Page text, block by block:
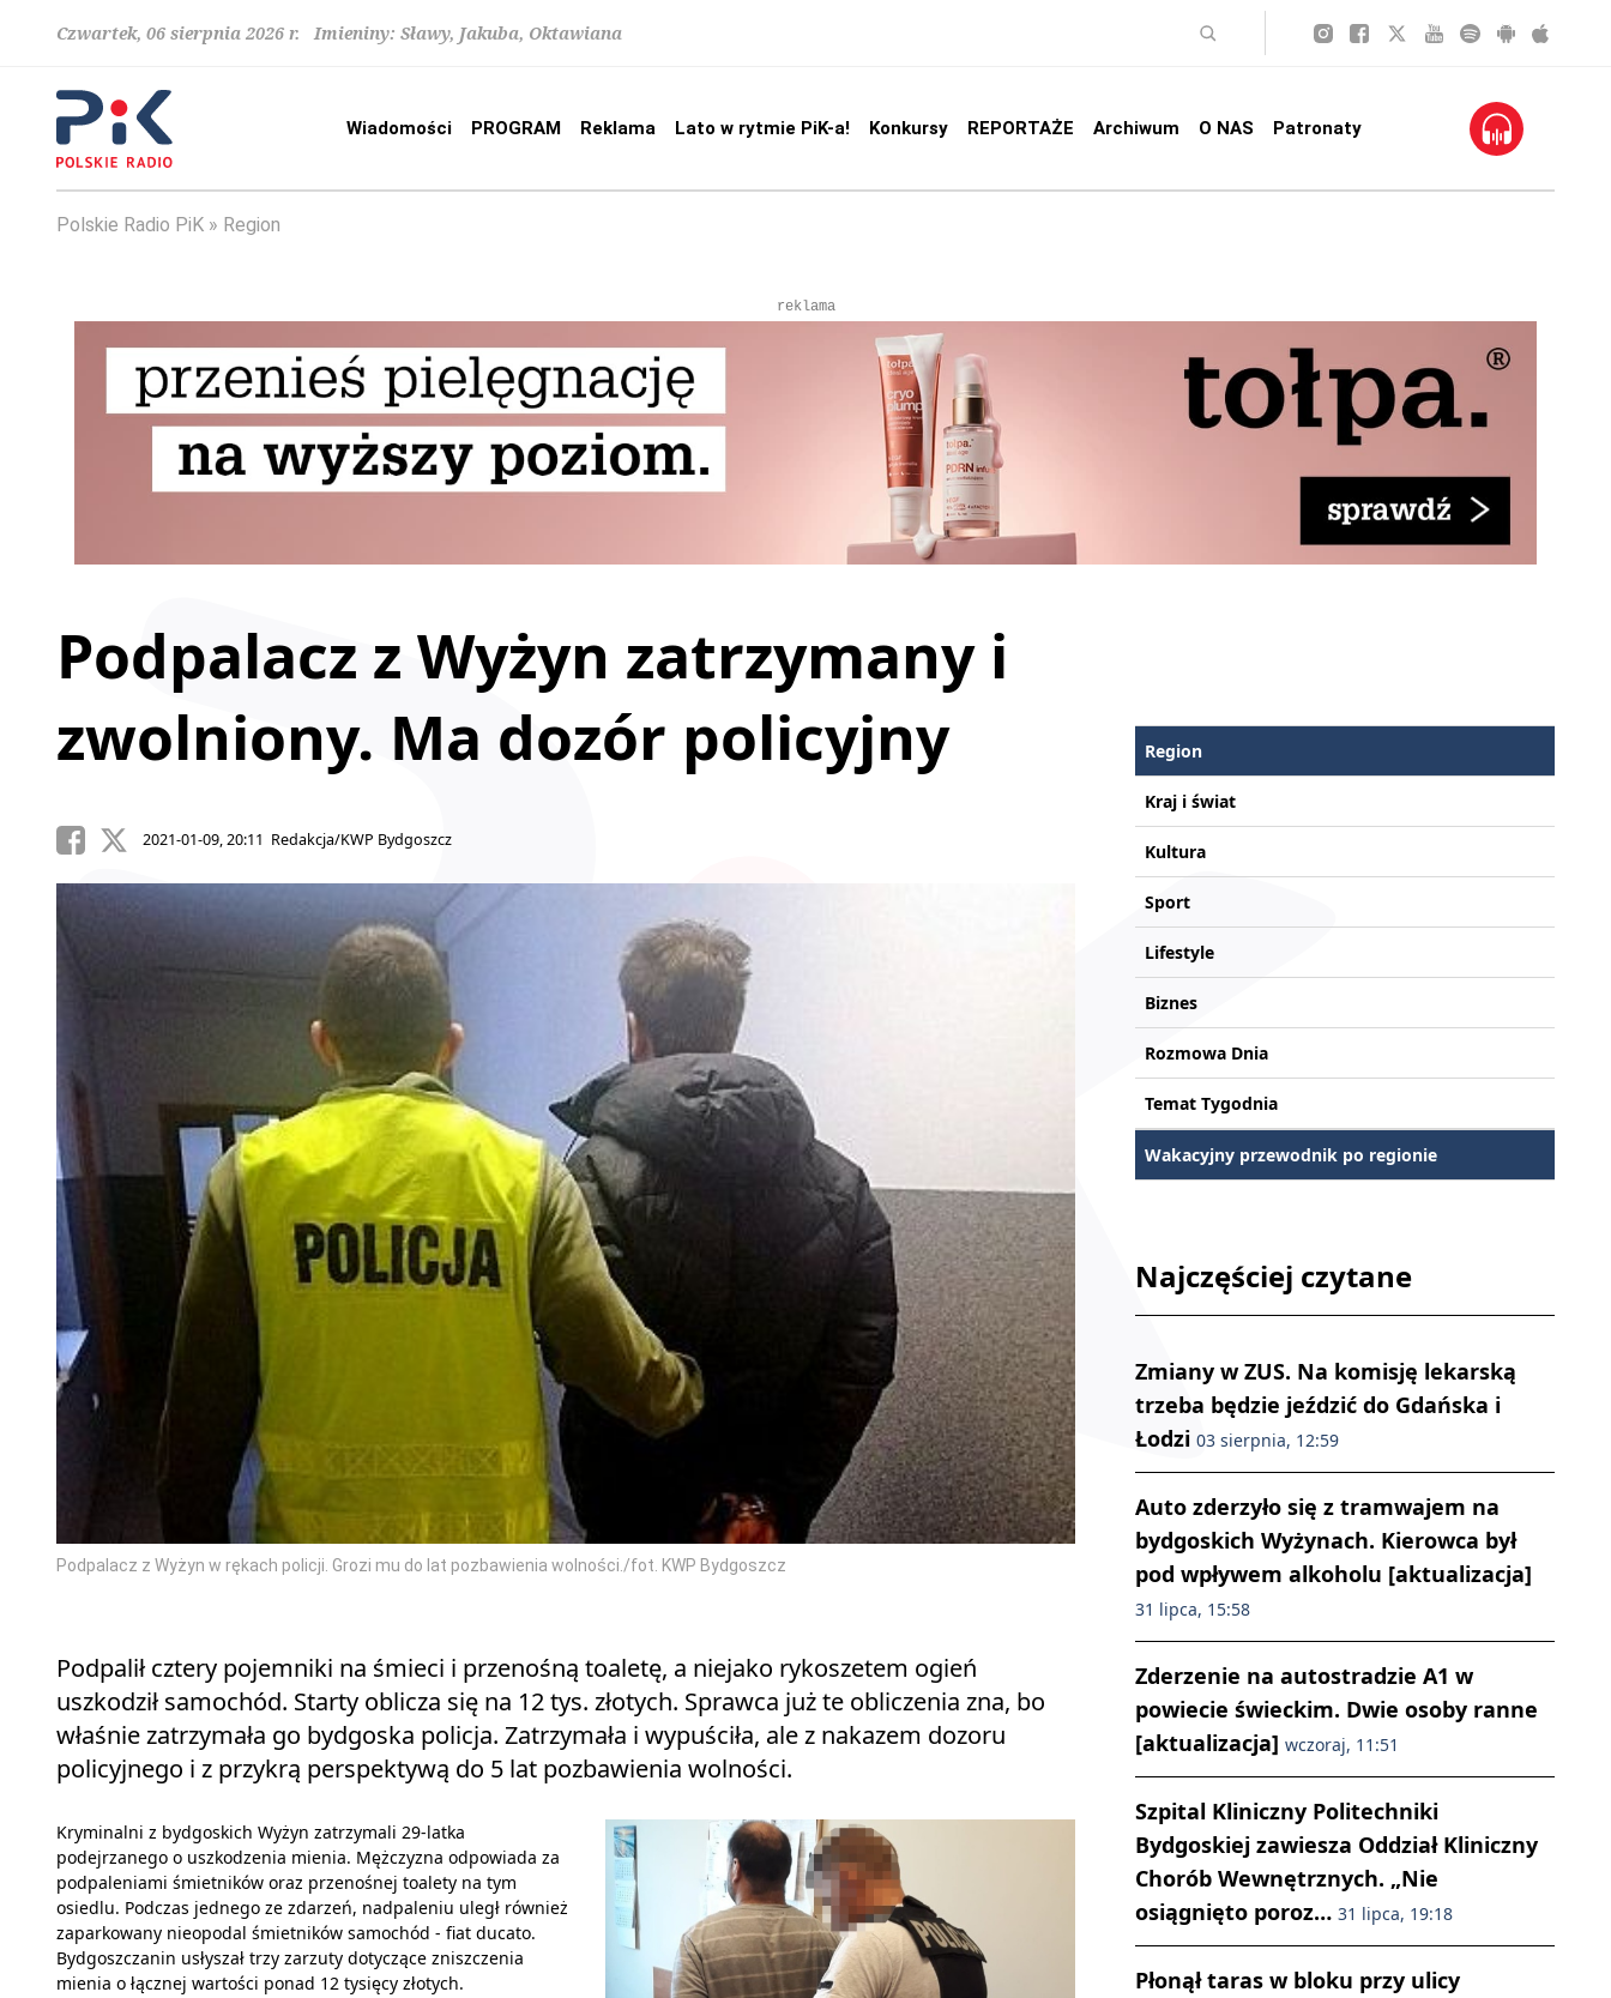
Czwartek, 06 sierpnia 2026 r. Imieniny: Sławy, Jakuba, Oktawiana
Wiadomości PROGRAM Reklama Lato w rytmie PiK-a! Konkursy REPORTAŻE Archiwum O NAS Patronaty
Polskie Radio PiK Region
reklama
Podpalacz z Wyżyn zatrzymany i
zwolniony. Ma dozór policyjny
2021-01-09, 20:11 Redakcja/KWP Bydgoszcz
Podpalacz z Wyżyn w rękach policji. Grozi mu do lat pozbawienia wolności./fot. KWP Bydgoszcz
Podpalił cztery pojemniki na śmieci i przenośną toaletę, a niejako rykoszetem ogień
uszkodził samochód. Starty oblicza się na 12 tys. złotych. Sprawca już te obliczenia zna, bo
właśnie zatrzymała go bydgoska policja. Zatrzymała i wypuściła, ale z nakazem dozoru
policyjnego i z przykrą perspektywą do 5 lat pozbawienia wolności.
Kryminalni z bydgoskich Wyżyn zatrzymali 29-latka
podejrzanego o uszkodzenia mienia. Mężczyzna odpowiada za
podpaleniami śmietników oraz przenośnej toalety na tym
osiedlu. Podczas jednego ze zdarzeń, nadpaleniu uległ również
zaparkowany nieopodal śmietników samochód - fiat ducato.
Bydgoszczanin usłyszał trzy zarzuty dotyczące zniszczenia
mienia o łącznej wartości ponad 12 tysięcy złotych.
Region
Kraj i świat
Kultura
Sport
Lifestyle
Biznes
Rozmowa Dnia
Temat Tygodnia
Wakacyjny przewodnik po regionie
Najczęściej czytane
Zmiany w ZUS. Na komisję lekarską
trzeba będzie jeździć do Gdańska i
Łodzi 03 sierpnia, 12:59
Auto zderzyło się z tramwajem na
bydgoskich Wyżynach. Kierowca był
pod wpływem alkoholu [aktualizacja]
31 lipca, 15:58
Zderzenie na autostradzie A1 w
powiecie świeckim. Dwie osoby ranne
[aktualizacja] wczoraj, 11:51
Szpital Kliniczny Politechniki
Bydgoskiej zawiesza Oddział Kliniczny
Chorób Wewnętrznych. „Nie
osiągnięto poroz… 31 lipca, 19:18
Płonął taras w bloku przy ulicy